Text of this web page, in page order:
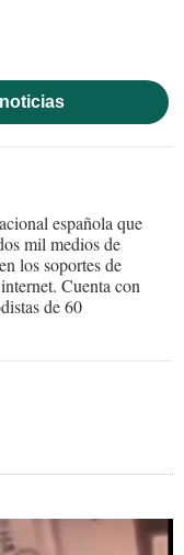
española que
mil medios de
los soportes de
Cuenta con
de 60